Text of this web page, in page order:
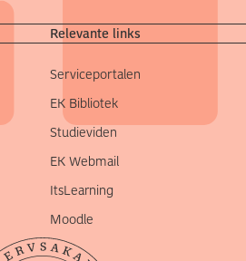
Relevante links
Serviceportalen
EK Bibliotek
Studieviden
EK Webmail
ItsLearning
Moodle